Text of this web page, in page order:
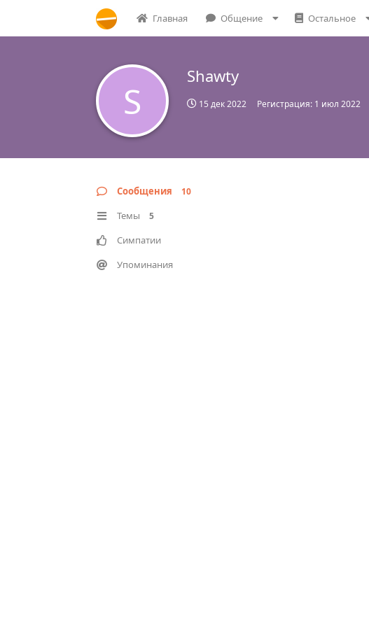
Главная Общение Остальное
S
Shawty
15 дек 2022 Регистрация: 1 июл 2022
Сообщения 10
Темы 5
Симпатии
Упоминания